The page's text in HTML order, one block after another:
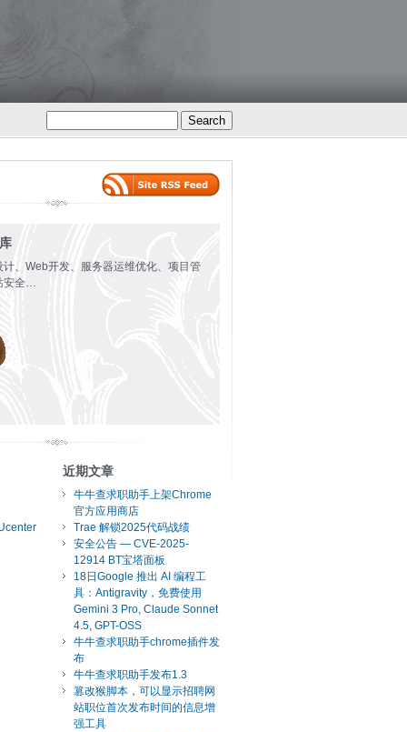
、Web开发、服务器运维优化、项目管
安全…
近期文章
牛牛查求职助手上架Chrome
官方应用商店
Trae 解锁2025代码战绩
安全公告 — CVE-2025-
12914 BT宝塔面板
18日Google 推出 AI 编程工
具：Antigravity，免费使用
Gemini 3 Pro, Claude Sonnet
4.5, GPT-OSS
牛牛查求职助手chrome插件发
布
牛牛查求职助手发布1.3
篡改猴脚本，可以显示招聘网
站职位首次发布时间的信息增
强工具